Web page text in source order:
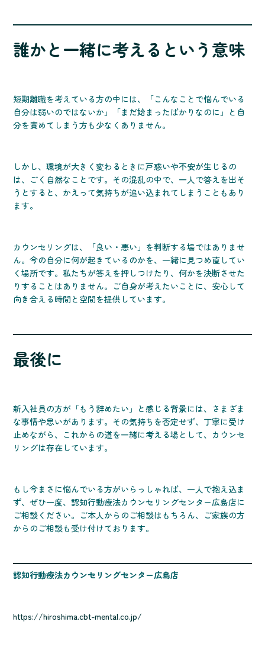
誰かと一緒に考えるという意味
短期離職を考えている方の中には、「こんなことで悩んでいる
自分は弱いのではないか」「まだ始まったばかりなのに」と自
分を責めてしまう方も少なくありません。
しかし、環境が大きく変わるときに戸惑いや不安が生じるの
は、ごく自然なことです。その混乱の中で、一人で答えを出そ
うとすると、かえって気持ちが追い込まれてしまうこともあり
ます。
カウンセリングは、「良い・悪い」を判断する場ではありませ
ん。今の自分に何が起きているのかを、一緒に見つめ直してい
く場所です。私たちが答えを押しつけたり、何かを決断させた
りすることはありません。ご自身が考えたいことに、安心して
向き合える時間と空間を提供しています。
最後に
新入社員の方が「もう辞めたい」と感じる背景には、さまざま
な事情や思いがあります。その気持ちを否定せず、丁寧に受け
止めながら、これからの道を一緒に考える場として、カウンセ
リングは存在しています。
もし今まさに悩んでいる方がいらっしゃれば、一人で抱え込ま
ず、ぜひ一度、認知行動療法カウンセリングセンター広島店に
ご相談ください。ご本人からのご相談はもちろん、ご家族の方
からのご相談も受け付けております。
認知行動療法カウンセリングセンター広島店
https://hiroshima.cbt-mental.co.jp/